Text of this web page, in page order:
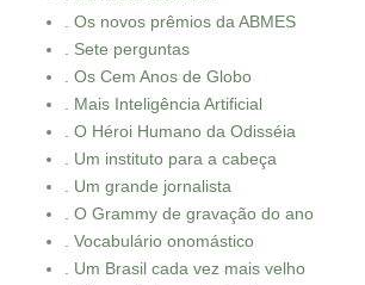
. Os novos prêmios da ABMES
. Sete perguntas
. Os Cem Anos de Globo
. Mais Inteligência Artificial
. O Héroi Humano da Odisséia
. Um instituto para a cabeça
. Um grande jornalista
. O Grammy de gravação do ano
. Vocabulário onomástico
. Um Brasil cada vez mais velho